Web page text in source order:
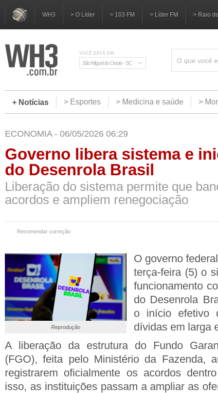
WH3 > O Líder > 103 FM > Líder FM > Raio
VOCÊ ESTÁ EM:
São Miguel do Oeste - SC
+ Notícias > Esportes > Medicina e saúde >
ECONOMIA - 06/05/2026 06:29
Governo libera sistema e
do Desenrola Brasil
Liberação do sistema permite que
acordos e ampliem renegociação
Recomendar correção
Reprodução
O governo
terça-feira (5) o
funcionamento
do Desenrola
o início efetivo
dívidas em larga
A liberação da estrutura do Fundo
(FGO), feita pelo Ministério da Fazenda,
registrarem oficialmente os acordos
isso, as instituições passam a ampliar as